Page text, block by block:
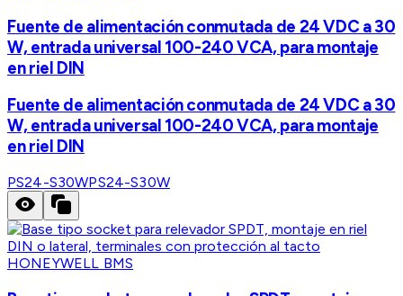
Fuente de alimentación conmutada de 24 VDC a 30
W, entrada universal 100-240 VCA, para montaje
en riel DIN
Fuente de alimentación conmutada de 24 VDC a 30
W, entrada universal 100-240 VCA, para montaje
en riel DIN
PS24-S30WPS24-S30W
HONEYWELL BMS